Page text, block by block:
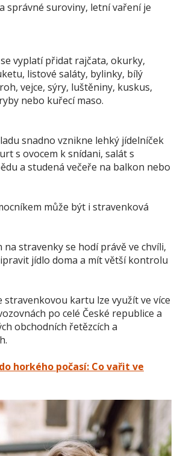
správné suroviny, letní vaření je
vyplatí přidat rajčata, okurky,
listové saláty, bylinky, bílý
vejce, sýry, luštěniny, kuskus,
nebo kuřecí maso.
snadno vznikne lehký jídelníček
s ovocem k snídani, salát s
a studená večeře na balkon nebo
může být i stravenková
stravenky se hodí právě ve chvíli,
jídlo doma a mít větší kontrolu
stravenkovou kartu lze využít ve více
po celé České republice a
obchodních řetězcích a
horkého počasí: Co vařit ve